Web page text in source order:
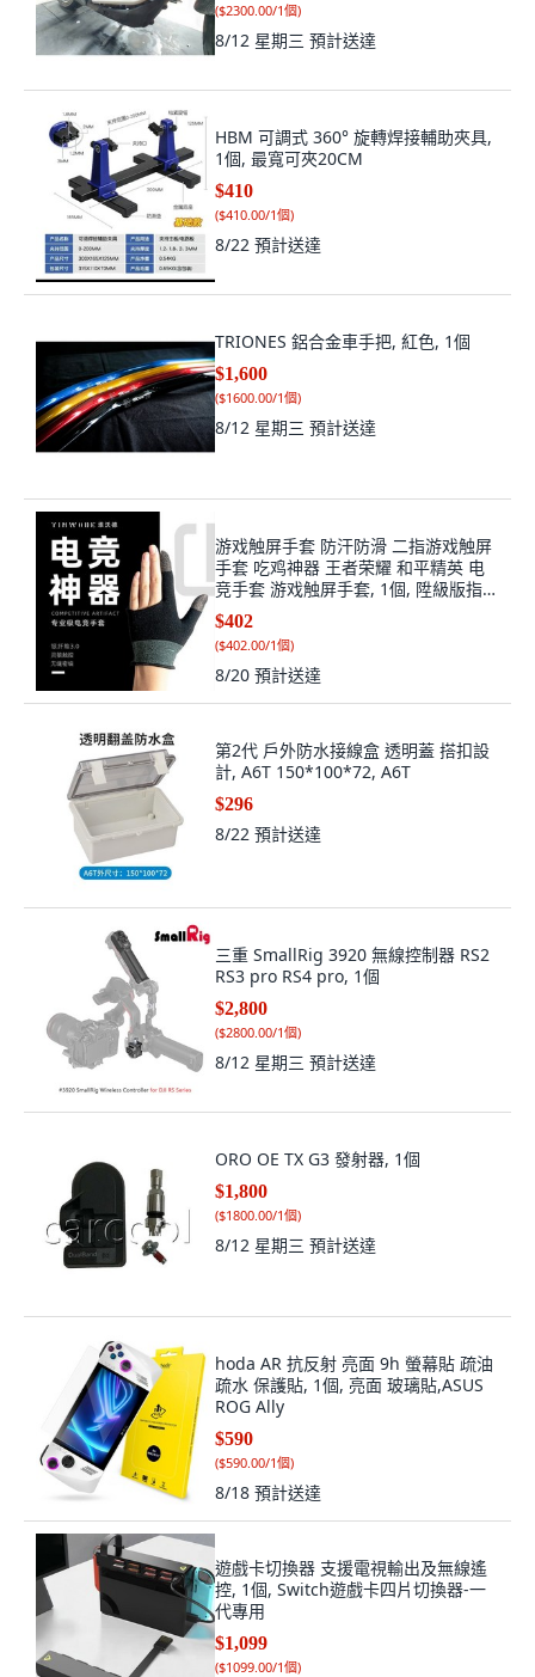
($2300.00/1個)
8/12 星期三 預計送達
HBM 可調式 360° 旋轉焊接輔助夾具,
1個, 最寬可夾20CM
$410
($410.00/1個)
8/22 預計送達
TRIONES 鋁合金車手把, 紅色, 1個
$1,600
($1600.00/1個)
8/12 星期三 預計送達
游戏触屏手套 防汗防滑 二指游戏触屏
手套 吃鸡神器 王者荣耀 和平精英 电
竞手套 游戏触屏手套, 1個, 陞級版指尖
36針銀縴維 一雙裝
$402
($402.00/1個)
8/20 預計送達
第2代 戶外防水接線盒 透明蓋 搭扣設
計, A6T 150*100*72, A6T
$296
8/22 預計送達
三重 SmallRig 3920 無線控制器 RS2
RS3 pro RS4 pro, 1個
$2,800
($2800.00/1個)
8/12 星期三 預計送達
ORO OE TX G3 發射器, 1個
$1,800
($1800.00/1個)
8/12 星期三 預計送達
hoda AR 抗反射 亮面 9h 螢幕貼 疏油
疏水 保護貼, 1個, 亮面 玻璃貼,ASUS
ROG Ally
$590
($590.00/1個)
8/18 預計送達
遊戲卡切換器 支援電視輸出及無線遙
控, 1個, Switch遊戲卡四片切換器-一
代專用
$1,099
($1099.00/1個)